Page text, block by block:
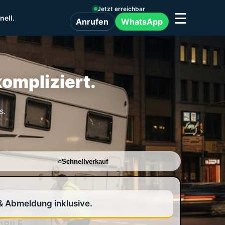
Jetzt erreichbar
Anrufen WhatsApp
Schnellverkauf
Abmeldung inklusive.